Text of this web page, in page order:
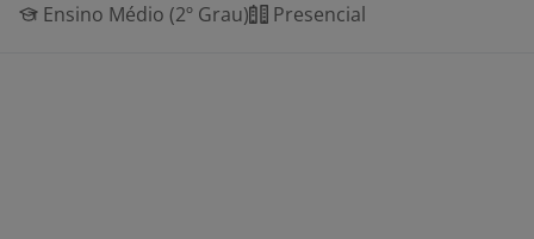
Ensino Médio (2º Grau)
Presencial